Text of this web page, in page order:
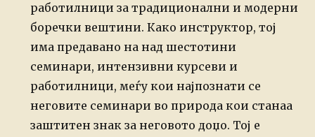
работилници за традиционални и модерни
боречки вештини. Како инструктор, тој
има предавано на над шестотини
семинари, интензивни курсеви и
работилници, меѓу кои најпознати се
неговите семинари во природа кои станаа
заштитен знак за неговото доџо. Тој е